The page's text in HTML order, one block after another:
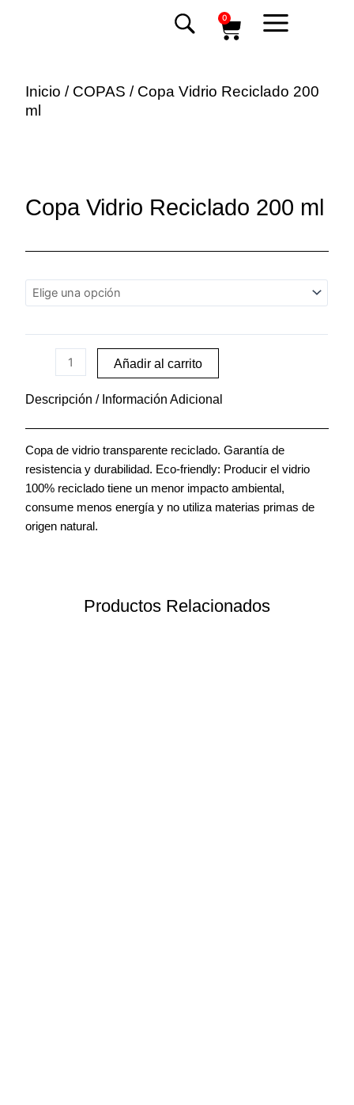
0
Carrito
Inicio / COPAS / Copa Vidrio Reciclado 200
ml
Copa Vidrio Reciclado 200 ml
Copa
Vidrio
cantidad
Añadir al carrito
Descripción / Información Adicional
Copa de vidrio transparente reciclado. Garantía de
resistencia y durabilidad. Eco-friendly: Producir el vidrio
100% reciclado tiene un menor impacto ambiental,
consume menos energía y no utiliza materias primas de
origen natural.
Productos Relacionados